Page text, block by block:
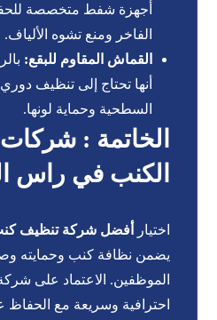
أجهزة شفط متخصصة
الفاخر ومنع تشوه الألياف.
القماش المقاوم للبقع:
أنها تحتاج إلى تنظيف دوري
السطحية وحماية لونها.
الخاتمة :
الكنب في راس
اختيار
أفضل شركة تنظيف
يضمن نظافة كنب وحمايته
الموظفين. الاعتماد على
احترافية وسريعة مع